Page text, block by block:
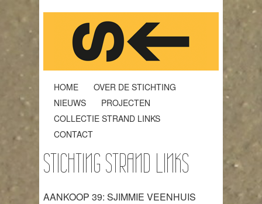
HOME
OVER DE STICHTING
NIEUWS
PROJECTEN
COLLECTIE STRAND LINKS
CONTACT
STICHTING STRAND LINKS
AANKOOP 39: SJIMMIE VEENHUIS